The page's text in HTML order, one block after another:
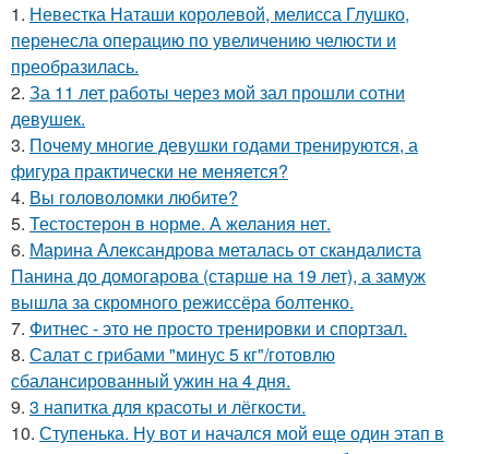
1. Невестка Наташи королевой, мелисса Глушко,
перенесла операцию по увеличению челюсти и
преобразилась.
2. За 11 лет работы через мой зал прошли сотни
девушек.
3. Почему многие девушки годами тренируются, а
фигура практически не меняется?
4. Вы головоломки любите?
5. Тестостерон в норме. А желания нет.
6. Марина Александрова металась от скандалиста
Панина до домогарова (старше на 19 лет), а замуж
вышла за скромного режиссёра болтенко.
7. Фитнес - это не просто тренировки и спортзал.
8. Салат с грибами "минус 5 кг"/готовлю
сбалансированный ужин на 4 дня.
9. 3 напитка для красоты и лёгкости.
10. Ступенька. Ну вот и начался мой еще один этап в